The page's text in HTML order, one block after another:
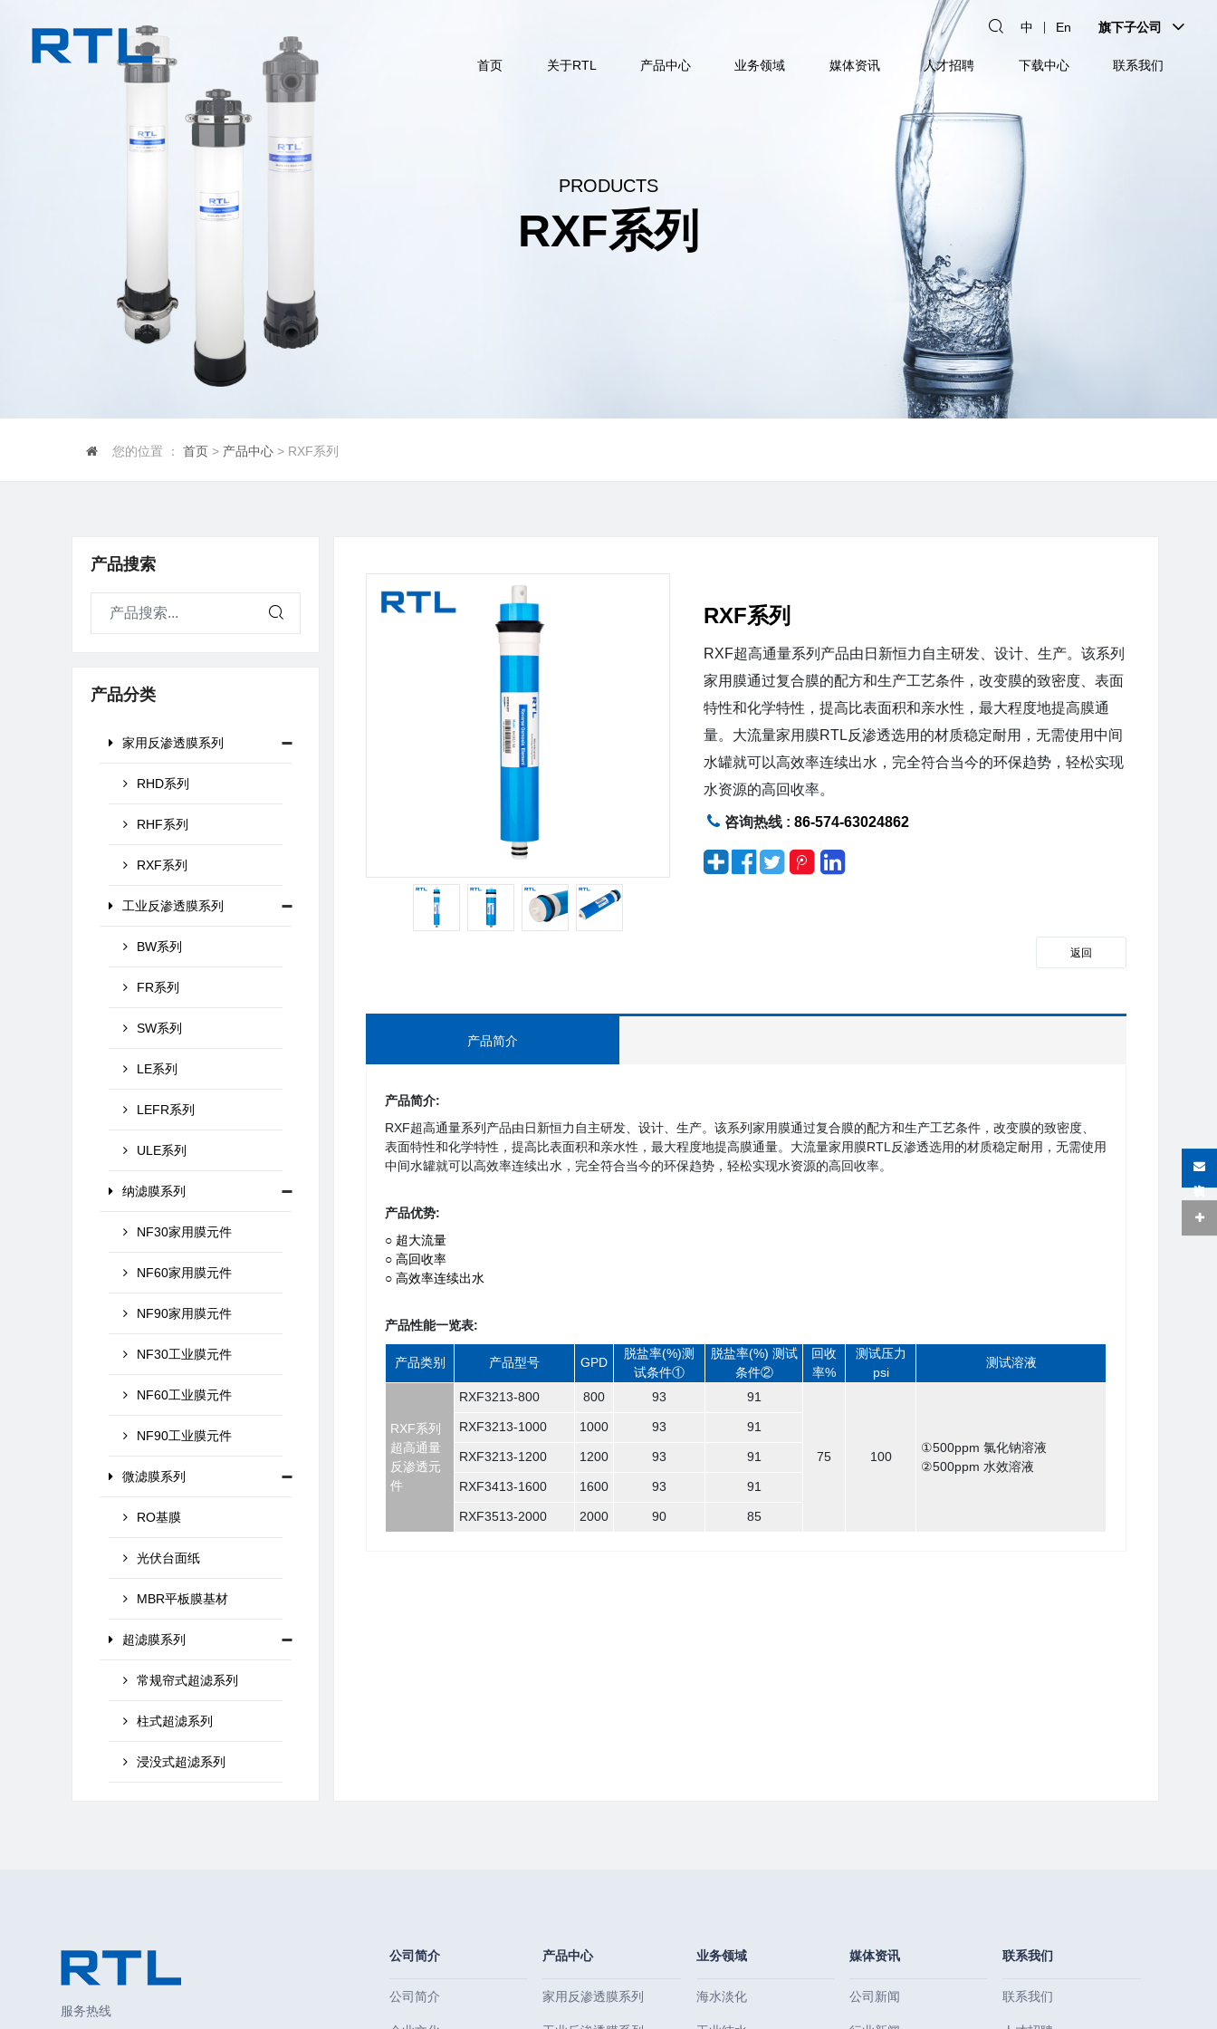
中 En 旗下子公司
首页 关于RTL 产品中心 业务领域 媒体资讯 人才招聘 下载中心 联系我们
PRODUCTS
RXF系列
您的位置 ：首页 > 产品中心 > RXF系列
产品搜索
产品分类
家用反渗透膜系列
RHD系列
RHF系列
RXF系列
工业反渗透膜系列
BW系列
FR系列
SW系列
LE系列
LEFR系列
ULE系列
纳滤膜系列
NF30家用膜元件
NF60家用膜元件
NF90家用膜元件
NF30工业膜元件
NF60工业膜元件
NF90工业膜元件
微滤膜系列
RO基膜
光伏台面纸
MBR平板膜基材
超滤膜系列
常规帘式超滤系列
柱式超滤系列
浸没式超滤系列
RXF系列
RXF超高通量系列产品由日新恒力自主研发、设计、生产。该系列
家用膜通过复合膜的配方和生产工艺条件，改变膜的致密度、表面
特性和化学特性，提高比表面积和亲水性，最大程度地提高膜通
量。大流量家用膜RTL反渗透选用的材质稳定耐用 ， 无需使用中间
水罐就可以高效率连续出水，完全符合当今的环保趋势，轻松实现
水资源的高回收率。
咨询热线 : 86-574-63024862
返回
产品简介
产品简介:
RXF超高通量系列产品由日新恒力自主研发、设计、生产。该系列家用膜通过复合膜的配方和生产工艺条件，改变膜的致密度、
表面特性和化学特性，提高比表面积和亲水性，最大程度地提高膜通量。大流量家用膜RTL反渗透选用的材质稳定耐用 ，无需使用
中间水罐就可以高效率连续出水，完全符合当今的环保趋势，轻松实现水资源的高回收率。
产品优势:
○ 超大流量
○ 高回收率
○ 高效率连续出水
产品性能一览表:
产品类别 产品型号 GPD
脱盐率(%)测
试条件①
脱盐率(%) 测试
条件②
回收
率%
测试压力
psi
测试溶液
RXF系列
超高通量
反渗透元
件
RXF3213-800 800 93 91
75 100
①500ppm 氯化钠溶液
②500ppm 水效溶液
RXF3213-1000 1000 93 91
RXF3213-1200 1200 93 91
RXF3413-1600 1600 93 91
RXF3513-2000 2000 90 85
服务热线
公司简介
公司简介
产品中心
家用反渗透膜系列
业务领域
海水淡化
媒体资讯
公司新闻
联系我们
联系我们